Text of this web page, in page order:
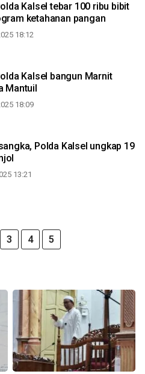
Kalsel tebar 100 ribu bibit
ketahanan pangan
18:12
Kalsel bangun Marnit
Mantuil
18:09
Polda Kalsel ungkap 19
13:21
3 4 5